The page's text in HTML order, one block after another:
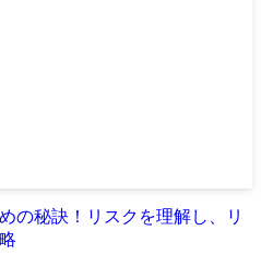
の秘訣！リスクを理解し、リ